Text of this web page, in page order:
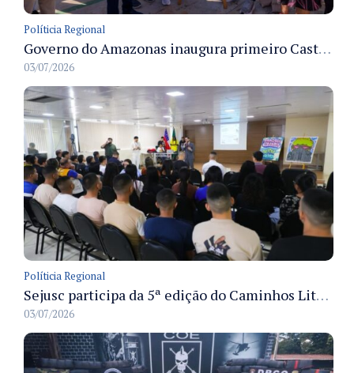
Políticia Regional
Governo do Amazonas inaugura primeiro Castramóvel Fluvial para atendimento veterinário às comunidades ribeirinhas e castração gratuita
03/07/2026
Políticia Regional
Sejusc participa da 5ª edição do Caminhos Literários com foco na cultura hip-hop nas unidades socioeducativas
03/07/2026